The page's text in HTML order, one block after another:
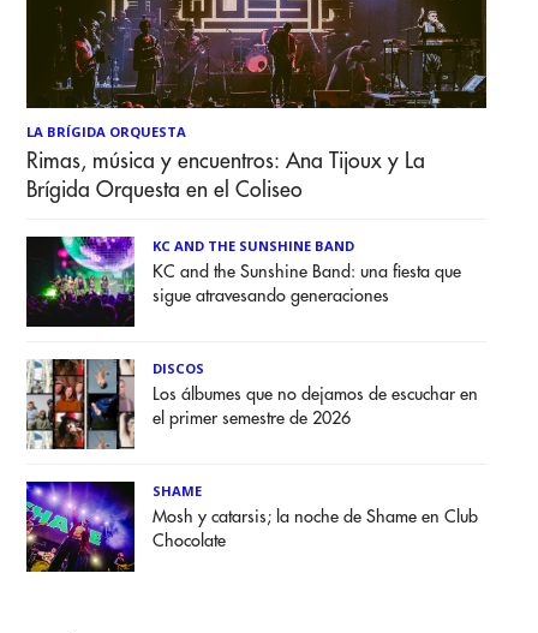
LA BRÍGIDA ORQUESTA
Rimas, música y encuentros: Ana Tijoux y La
Brígida Orquesta en el Coliseo
KC AND THE SUNSHINE BAND
KC and the Sunshine Band: una fiesta que
sigue atravesando generaciones
DISCOS
Los álbumes que no dejamos de escuchar en
el primer semestre de 2026
SHAME
Mosh y catarsis; la noche de Shame en Club
Chocolate